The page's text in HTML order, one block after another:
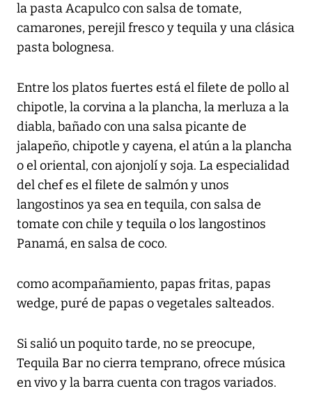
la pasta Acapulco con salsa de tomate,
camarones, perejil fresco y tequila y una clásica
pasta bolognesa.
Entre los platos fuertes está el filete de pollo al
chipotle, la corvina a la plancha, la merluza a la
diabla, bañado con una salsa picante de
jalapeño, chipotle y cayena, el atún a la plancha
o el oriental, con ajonjolí y soja. La especialidad
del chef es el filete de salmón y unos
langostinos ya sea en tequila, con salsa de
tomate con chile y tequila o los langostinos
Panamá, en salsa de coco.
como acompañamiento, papas fritas, papas
wedge, puré de papas o vegetales salteados.
Si salió un poquito tarde, no se preocupe,
Tequila Bar no cierra temprano, ofrece música
en vivo y la barra cuenta con tragos variados.